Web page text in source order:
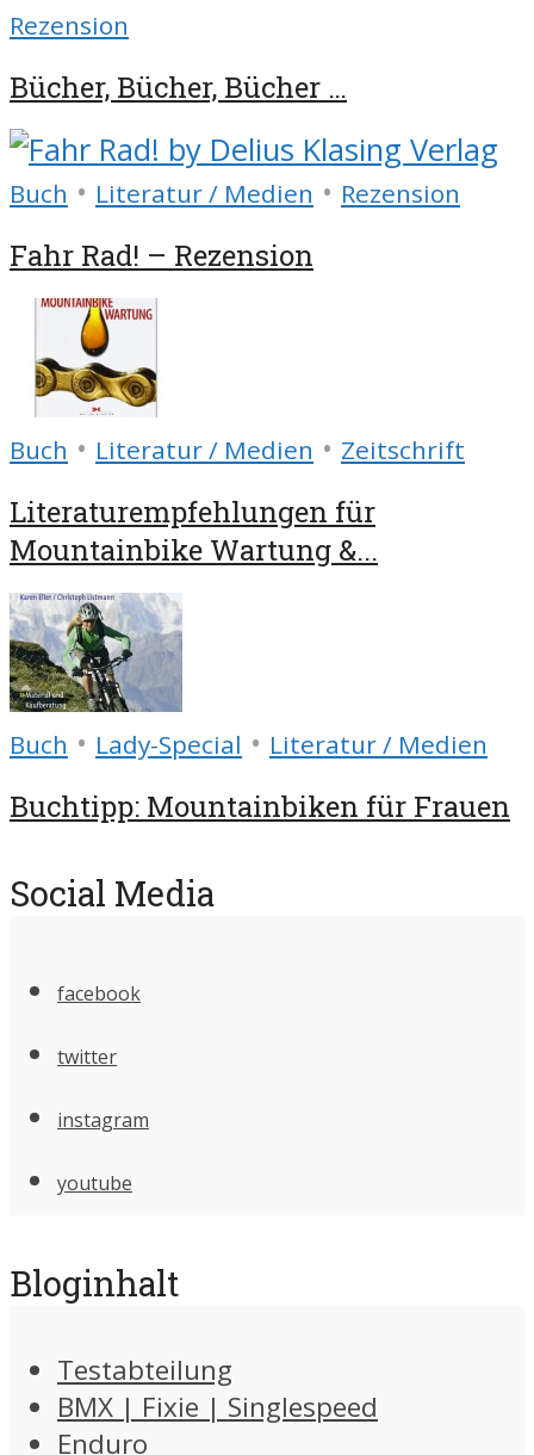
Rezension
Bücher, Bücher, Bücher …
Buch • Literatur / Medien • Rezension
Fahr Rad! – Rezension
Buch • Literatur / Medien • Zeitschrift
Literaturempfehlungen für
Mountainbike Wartung &...
Buch • Lady-Special • Literatur / Medien
Buchtipp: Mountainbiken für Frauen
Social Media
facebook
twitter
instagram
youtube
Bloginhalt
Testabteilung
BMX | Fixie | Singlespeed
Enduro